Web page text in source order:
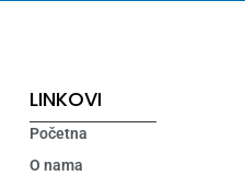
LINKOVI
Početna
O nama